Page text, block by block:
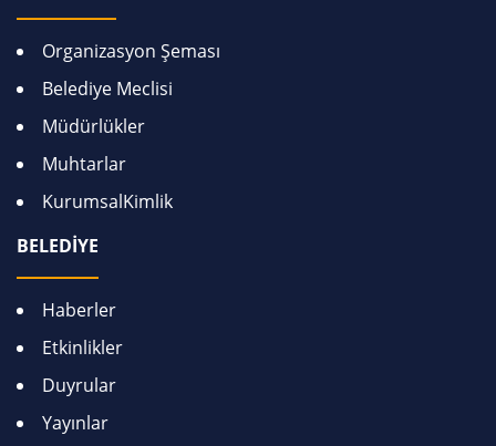
Organizasyon Şeması
Belediye Meclisi
Müdürlükler
Muhtarlar
KurumsalKimlik
BELEDİYE
Haberler
Etkinlikler
Duyrular
Yayınlar